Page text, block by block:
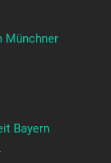
Münchner
Bayern